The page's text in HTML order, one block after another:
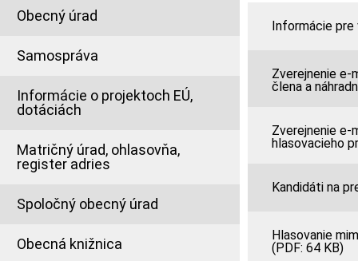
Obecný úrad
Samospráva
Informácie o projektoch EÚ,
dotáciách
Matričný úrad, ohlasovňa,
register adries
Spoločný obecný úrad
Obecná knižnica
Informácie pre
Zverejnenie e-
člena a
Zverejnenie e-
hlasovacieho
Kandidáti na
Hlasovanie
(PDF: 64 KB)